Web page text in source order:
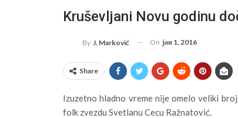
Kruševljani Novu godinu
By J. Marković On јан 1, 2016
Share
Izuzetno hladno vreme nije omelo veliki
folk zvezdu Svetlanu Cecu Ražnatović.